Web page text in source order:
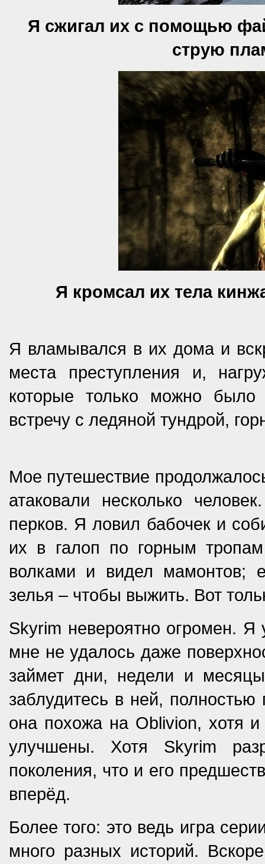
Я сжигал их с помощью
струю
Я кромсал их тела
Я вламывался в их дома и
места преступления и,
которые только можно
встречу с ледяной тундрой,
Мое путешествие
атаковали несколько
перков. Я ловил бабочек и
их в галоп по горным
волками и видел мамонтов;
зелья – чтобы выжить. Вот
Skyrim невероятно огромен. Я
мне не удалось даже
займет дни, недели и
заблудитесь в ней,
она похожа на Oblivion, хотя
улучшены. Хотя Skyrim
поколения, что и его
вперёд.
Более того: это ведь игра
много разных историй.